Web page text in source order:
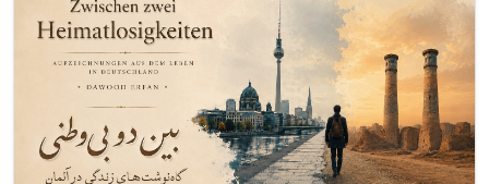
ضیا؛
از
سقوط
جمهوریت
آیندۀ
مقاومت